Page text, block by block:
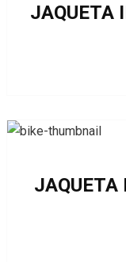
JAQUETA
JAQUETA